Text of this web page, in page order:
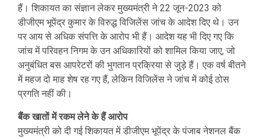
हैं। शिकायत का संज्ञान लेकर मुख्यमंत्री ने 22 जून-2023 को
डीजीएम भूपेंद्र कुमार के विरुद्ध विजिलेंस जांच के आदेश दिए थे। उन
पर आय से अधिक संपत्ति के आरोप भी हैं। आदेश यह भी दिए गए कि
जांच में परिवहन निगम के उन अधिकारियों को शामिल किया जाए, जो
अनुबंधित बस आपरेटरों की भुगतान प्रक्रिया से जुड़े हैं। एक वर्ष बीतने
में महज दो माह शेष रह गए हैं, लेकिन विजिलेंस ने जांच में कोई ठोस
प्रगति नहीं की।
बैंक खातों में रकम लेने के हैं आरोप
मुख्यमंत्री को दी गई शिकायत में डीजीएम भूपेंद्र के पंजाब नेशनल बैंक